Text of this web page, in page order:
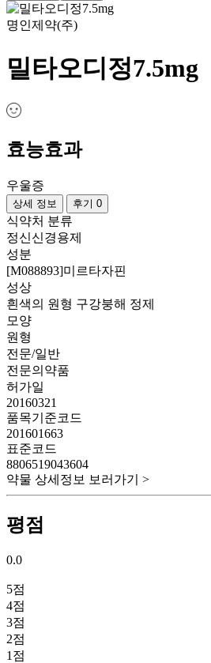
명인제약(주)
밀타오디정7.5mg
효능효과
우울증
상세 정보 후기 0
식약처 분류
정신신경용제
성분
[M088893]미르타자핀
성상
흰색의 원형 구강붕해 정제
모양
원형
전문/일반
전문의약품
허가일
20160321
품목기준코드
201601663
표준코드
8806519043604
약물 상세정보 보러가기 >
평점
0.0
5점
4점
3점
2점
1 점